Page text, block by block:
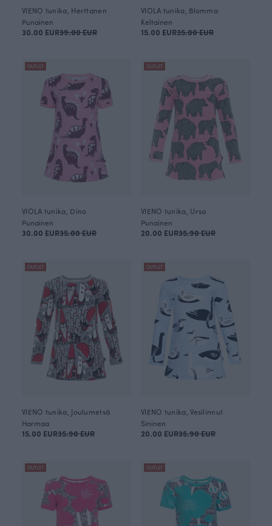
VIENO tunika, Herttanen
Punainen
30.00 EUR39.00 EUR
VIOLA tunika, Blomma
Keltainen
15.00 EUR35.00 EUR
OUTLET
VIOLA tunika, Dino
Punainen
30.00 EUR35.00 EUR
OUTLET
VIENO tunika, Ursa
Punainen
20.00 EUR35.90 EUR
OUTLET
VIENO tunika, Joulumetsä
Harmaa
15.00 EUR35.90 EUR
OUTLET
VIENO tunika, Vesilinnut
Sininen
20.00 EUR35.90 EUR
OUTLET OUTLET